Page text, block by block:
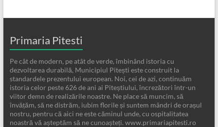
Primaria Pitesti
Pe cât de modern, pe atât de verde, îmbinând istoria cu
dezvoltarea durabilă, Municipiul Pitești este construit la
standardele prezentului european. Noi, cei de azi, continuăm
istoria celor peste 626 de ani ai Piteștiului, încrezători într-un
viitor demn de realizările noastre. Ne place să muncim, să
învățăm, să ne distrăm, iubim florile și suntem mândri de orașul
nostru, pentru că aici ne este căminul unde, cu ospitalitatea
noastră vă așteptăm să ne cunoașteți. www.primariapitesti.ro